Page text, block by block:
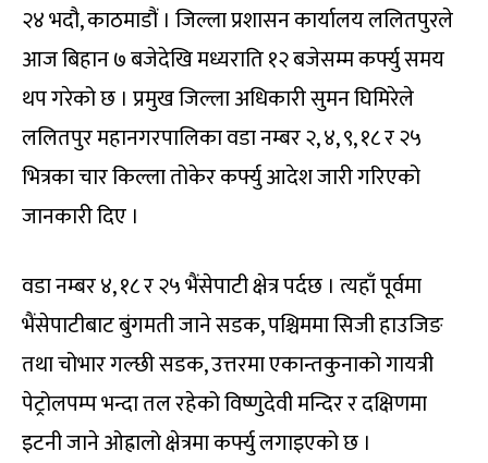
२४ भदौ, काठमाडौं । जिल्ला प्रशासन कार्यालय ललितपुरले
आज बिहान ७ बजेदेखि मध्यराति १२ बजेसम्म कर्फ्यु समय
थप गरेको छ । प्रमुख जिल्ला अधिकारी सुमन घिमिरेले
ललितपुर महानगरपालिका वडा नम्बर २, ४, ९, १८ र २५
भित्रका चार किल्ला तोकेर कर्फ्यु आदेश जारी गरिएको
जानकारी दिए ।
वडा नम्बर ४, १८ र २५ भैंसेपाटी क्षेत्र पर्दछ । त्यहाँ पूर्वमा
भैंसेपाटीबाट बुंगमती जाने सडक, पश्चिममा सिजी हाउजिङ
तथा चोभार गल्छी सडक, उत्तरमा एकान्तकुनाको गायत्री
पेट्रोलपम्प भन्दा तल रहेको विष्णुदेवी मन्दिर र दक्षिणमा
इटनी जाने ओह्रालो क्षेत्रमा कर्फ्यु लगाइएको छ ।